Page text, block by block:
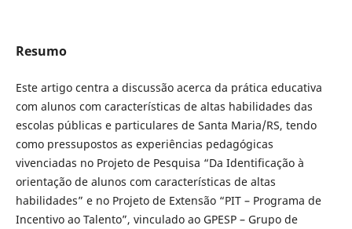
Resumo
Este artigo centra a discussão acerca da prática educativa
com alunos com características de altas habilidades das
escolas públicas e particulares de Santa Maria/RS, tendo
como pressupostos as experiências pedagógicas
vivenciadas no Projeto de Pesquisa “Da Identificação à
orientação de alunos com características de altas
habilidades” e no Projeto de Extensão “PIT – Programa de
Incentivo ao Talento”, vinculado ao GPESP – Grupo de